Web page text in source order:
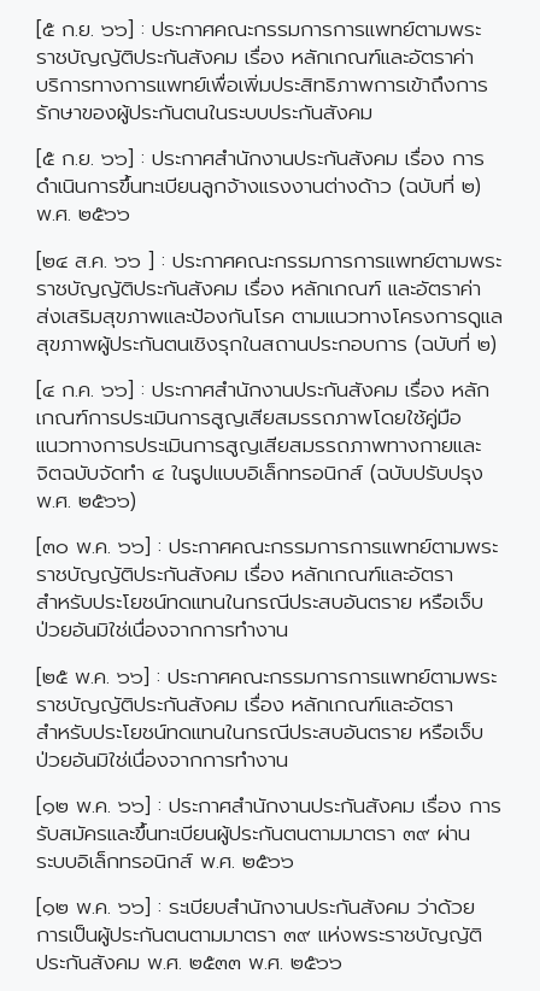
[๕ ก.ย. ๖๖] : ประกาศคณะกรรมการการแพทย์ตามพระ
ราชบัญญัติประกันสังคม เรื่อง หลักเกณฑ์และอัตราค่า
บริการทางการแพทย์เพื่อเพิ่มประสิทธิภาพการเข้าถึงการ
รักษาของผู้ประกันตนในระบบประกันสังคม
[๕ ก.ย. ๖๖] : ประกาศสำนักงานประกันสังคม เรื่อง การ
ดำเนินการขึ้นทะเบียนลูกจ้างแรงงานต่างด้าว (ฉบับที่ ๒)
พ.ศ. ๒๕๖๖
[๒๔ ส.ค. ๖๖ ] : ประกาศคณะกรรมการการแพทย์ตามพระ
ราชบัญญัติประกันสังคม เรื่อง หลักเกณฑ์ และอัตราค่า
ส่งเสริมสุขภาพและป้องกันโรค ตามแนวทางโครงการดูแล
สุขภาพผู้ประกันตนเชิงรุกในสถานประกอบการ (ฉบับที่ ๒)
[๔ ก.ค. ๖๖] : ประกาศสำนักงานประกันสังคม เรื่อง หลัก
เกณฑ์การประเมินการสูญเสียสมรรถภาพโดยใช้คู่มือ
แนวทางการประเมินการสูญเสียสมรรถภาพทางกายและ
จิตฉบับจัดทำ ๔ ในรูปแบบอิเล็กทรอนิกส์ (ฉบับปรับปรุง
พ.ศ. ๒๕๖๖)
[๓๐ พ.ค. ๖๖] : ประกาศคณะกรรมการการแพทย์ตามพระ
ราชบัญญัติประกันสังคม เรื่อง หลักเกณฑ์และอัตรา
สำหรับประโยชน์ทดแทนในกรณีประสบอันตราย หรือเจ็บ
ป่วยอันมิใช่เนื่องจากการทำงาน
[๒๕ พ.ค. ๖๖] : ประกาศคณะกรรมการการแพทย์ตามพระ
ราชบัญญัติประกันสังคม เรื่อง หลักเกณฑ์และอัตรา
สำหรับประโยชน์ทดแทนในกรณีประสบอันตราย หรือเจ็บ
ป่วยอันมิใช่เนื่องจากการทำงาน
[๑๒ พ.ค. ๖๖] : ประกาศสำนักงานประกันสังคม เรื่อง การ
รับสมัครและขึ้นทะเบียนผู้ประกันตนตามมาตรา ๓๙ ผ่าน
ระบบอิเล็กทรอนิกส์ พ.ศ. ๒๕๖๖
[๑๒ พ.ค. ๖๖] : ระเบียบสำนักงานประกันสังคม ว่าด้วย
การเป็นผู้ประกันตนตามมาตรา ๓๙ แห่งพระราชบัญญัติ
ประกันสังคม พ.ศ. ๒๕๓๓ พ.ศ. ๒๕๖๖